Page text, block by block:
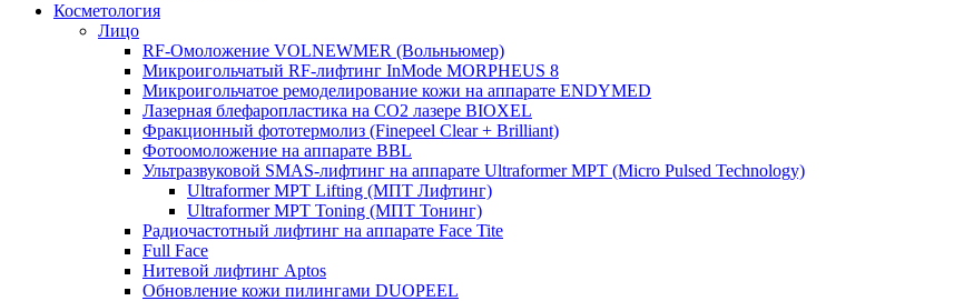
Косметология
Лицо
RF-Омоложение VOLNEWMER (Вольньюмер)
Микроигольчатый RF-лифтинг InMode MORPHEUS 8
Микроигольчатое ремоделирование кожи на аппарате ENDYMED
Лазерная блефаропластика на CO2 лазере BIOXEL
Фракционный фототермолиз (Finepeel Clear + Brilliant)
Фотоомоложение на аппарате BBL
Ультразвуковой SMAS-лифтинг на аппарате Ultraformer MPT (Micro Pulsed Technology)
Ultraformer MPT Lifting (МПТ Лифтинг)
Ultraformer MPT Toning (МПТ Тонинг)
Радиочастотный лифтинг на аппарате Face Tite
Full Face
Нитевой лифтинг Aptos
Обновление кожи пилингами DUOPEEL